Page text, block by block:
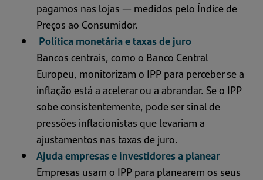
pagamos nas lojas — medidos pelo Índice de
Preços ao Consumidor.
Política monetária e taxas de juro
Bancos centrais, como o Banco Central
Europeu, monitorizam o IPP para perceber se a
inflação está a acelerar ou a abrandar. Se o IPP
sobe consistentemente, pode ser sinal de
pressões inflacionistas que levariam a
ajustamentos nas taxas de juro.
Ajuda empresas e investidores a planear
Empresas usam o IPP para planearem os seus